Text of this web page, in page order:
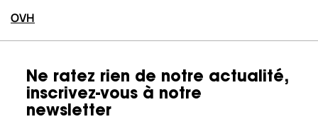
OVH
Ne ratez rien de notre actualité,
inscrivez-vous à notre
newsletter